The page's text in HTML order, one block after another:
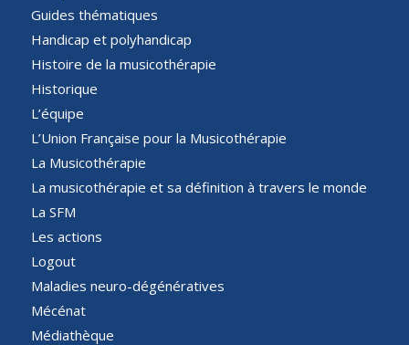
Guides thématiques
Handicap et polyhandicap
Histoire de la musicothérapie
Historique
L’équipe
L’Union Française pour la Musicothérapie
La Musicothérapie
La musicothérapie et sa définition à travers le monde
La SFM
Les actions
Logout
Maladies neuro-dégénératives
Mécénat
Médiathèque